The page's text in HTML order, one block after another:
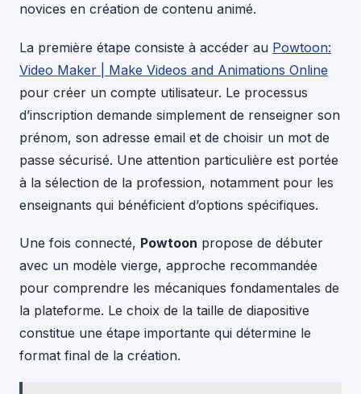
novices en création de contenu animé.
La première étape consiste à accéder au Powtoon:
Video Maker | Make Videos and Animations Online
pour créer un compte utilisateur. Le processus
d’inscription demande simplement de renseigner son
prénom, son adresse email et de choisir un mot de
passe sécurisé. Une attention particulière est portée
à la sélection de la profession, notamment pour les
enseignants qui bénéficient d’options spécifiques.
Une fois connecté, Powtoon propose de débuter
avec un modèle vierge, approche recommandée
pour comprendre les mécaniques fondamentales de
la plateforme. Le choix de la taille de diapositive
constitue une étape importante qui détermine le
format final de la création.